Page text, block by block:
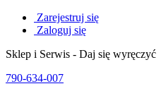
Zarejestruj się
Zaloguj się
Sklep i Serwis - Daj się wyręczyć
790-634-007